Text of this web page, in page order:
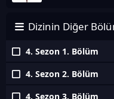
Dizinin Diğer
4. Sezon 1. Bölüm
4. Sezon 2. Bölüm
4. Sezon 3. Bölüm